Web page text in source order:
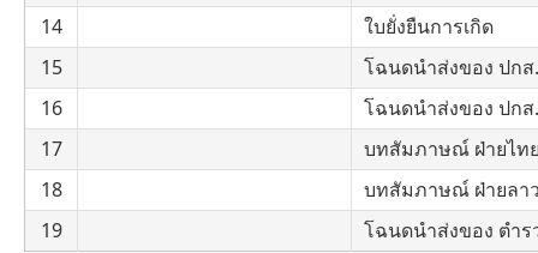
14
ใบยั่งยืนการเกิด
15
โฉนดนำส่งของ ปกส
16
โฉนดนำส่งของ ปกส
17
บทสัมภาษณ์ ฝ่ายไท
18
บทสัมภาษณ์ ฝ่ายลา
19
โฉนดนำส่งของ ตำร